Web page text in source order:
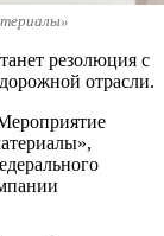
резолюция с
отрасли.